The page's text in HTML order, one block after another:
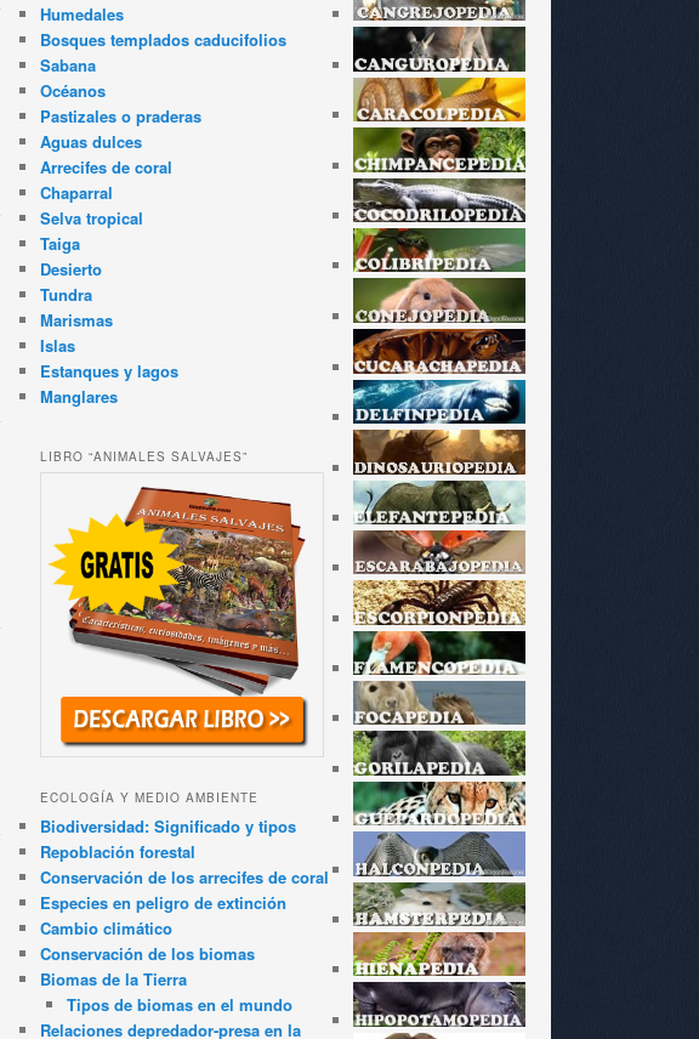
Humedales
Bosques templados caducifolios
Sabana
Océanos
Pastizales o praderas
Aguas dulces
Arrecifes de coral
Chaparral
Selva tropical
Taiga
Desierto
Tundra
Marismas
Islas
Estanques y lagos
Manglares
LIBRO “ANIMALES SALVAJES”
ECOLOGÍA Y MEDIO AMBIENTE
Biodiversidad: Significado y tipos
Repoblación forestal
Conservación de los arrecifes de coral
Especies en peligro de extinción
Cambio climático
Conservación de los biomas
Biomas de la Tierra
Tipos de biomas en el mundo
Relaciones depredador-presa en la